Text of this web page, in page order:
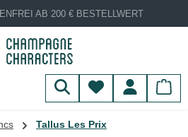
AB 200 € BESTELLWERT
Du hast 0
Tallus Les Prix